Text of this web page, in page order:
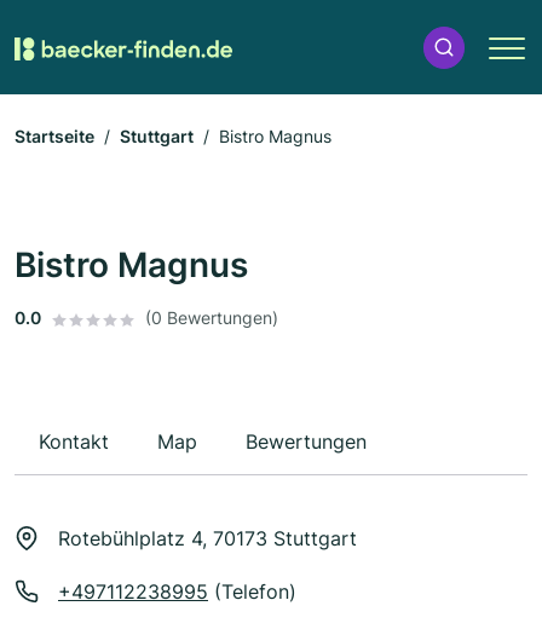
Startseite Stuttgart Bistro Magnus
Bistro Magnus
0.0 (0 Bewertungen)
Kontakt Map Bewertungen
Rotebühlplatz 4, 70173 Stuttgart
+497112238995 (Telefon)